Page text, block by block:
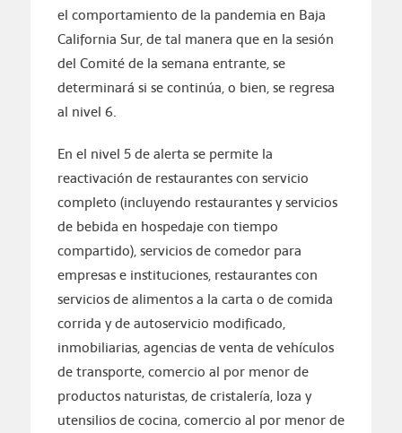
el comportamiento de la pandemia en Baja
California Sur, de tal manera que en la sesión
del Comité de la semana entrante, se
determinará si se continúa, o bien, se regresa
al nivel 6.
En el nivel 5 de alerta se permite la
reactivación de restaurantes con servicio
completo (incluyendo restaurantes y servicios
de bebida en hospedaje con tiempo
compartido), servicios de comedor para
empresas e instituciones, restaurantes con
servicios de alimentos a la carta o de comida
corrida y de autoservicio modificado,
inmobiliarias, agencias de venta de vehículos
de transporte, comercio al por menor de
productos naturistas, de cristalería, loza y
utensilios de cocina, comercio al por menor de